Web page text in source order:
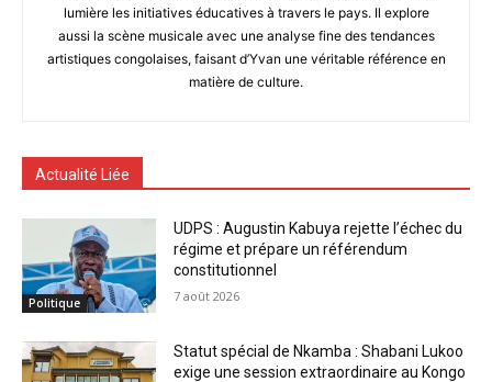
lumière les initiatives éducatives à travers le pays. Il explore
aussi la scène musicale avec une analyse fine des tendances
artistiques congolaises, faisant d’Yvan une véritable référence en
matière de culture.
Actualité Liée
Politique
UDPS : Augustin Kabuya rejette l’échec du
régime et prépare un référendum
constitutionnel
7 août 2026
Statut spécial de Nkamba : Shabani Lukoo
exige une session extraordinaire au Kongo